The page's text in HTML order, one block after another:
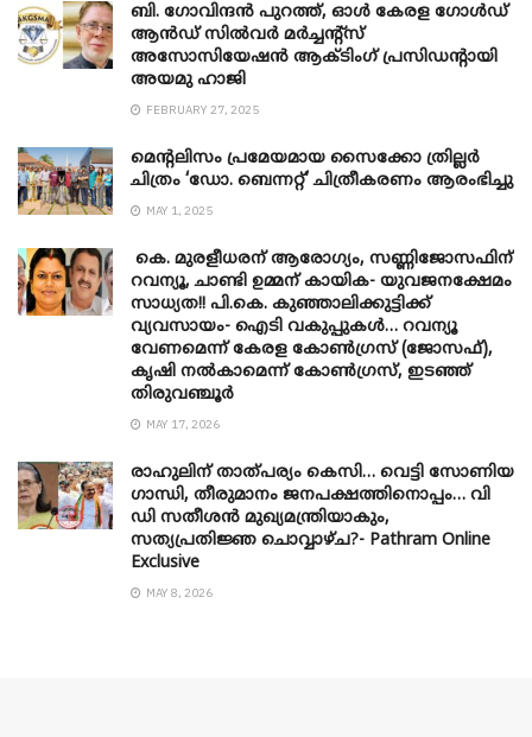
ബി. ​ഗോവിന്ദൻ പുറത്ത്, ഓൾ കേരള ഗോൾഡ്
ആൻഡ് സിൽവർ മർച്ചന്റ്സ്
അസോസിയേഷൻ ആക്ടിംഗ് പ്രസിഡന്റായി
അയമു ഹാജി
FEBRUARY 27, 2025
മെന്‍റലിസം പ്രമേയമായ സൈക്കോ ത്രില്ലർ
ചിത്രം ‘ഡോ. ബെന്നറ്റ്’ ചിത്രീകരണം ആരംഭിച്ചു
MAY 1, 2025
കെ. മുരളീധരന് ആരോഗ്യം, സണ്ണിജോസഫിന്
റവന്യൂ, ചാണ്ടി ഉമ്മന് കായിക- യുവജനക്ഷേമം
സാധ്യത!! പി.കെ. കുഞ്ഞാലിക്കുട്ടിക്ക്
വ്യവസായം- ഐടി വകുപ്പുകൾ… റവന്യൂ
വേണമെന്ന് കേരള കോൺഗ്രസ് (ജോസഫ്),
കൃഷി നൽകാമെന്ന് കോൺഗ്രസ്, ഇടഞ്ഞ്
തിരുവഞ്ചൂർ
MAY 17, 2026
രാഹുലിന് താത്പര്യം കെസി… വെട്ടി സോണിയ
​ഗാന്ധി, തീരുമാനം ജനപക്ഷത്തിനൊപ്പം… വി
ഡി സതീശൻ മുഖ്യമന്ത്രിയാകും,
സത്യപ്രതിജ്ഞ ചൊവ്വാഴ്ച?- Pathram Online
Exclusive
MAY 8, 2026